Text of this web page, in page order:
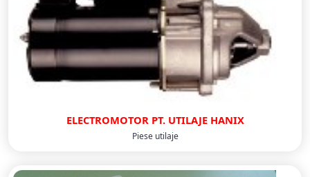
ELECTROMOTOR PT. UTILAJE HANIX
Piese utilaje